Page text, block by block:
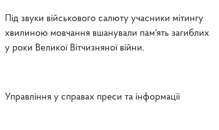
Під звуки військового салюту учасники мітингу
хвилиною мовчання вшанували пам'ять загиблих
у роки Великої Вітчизняної війни.
Управління у справах преси та інформації